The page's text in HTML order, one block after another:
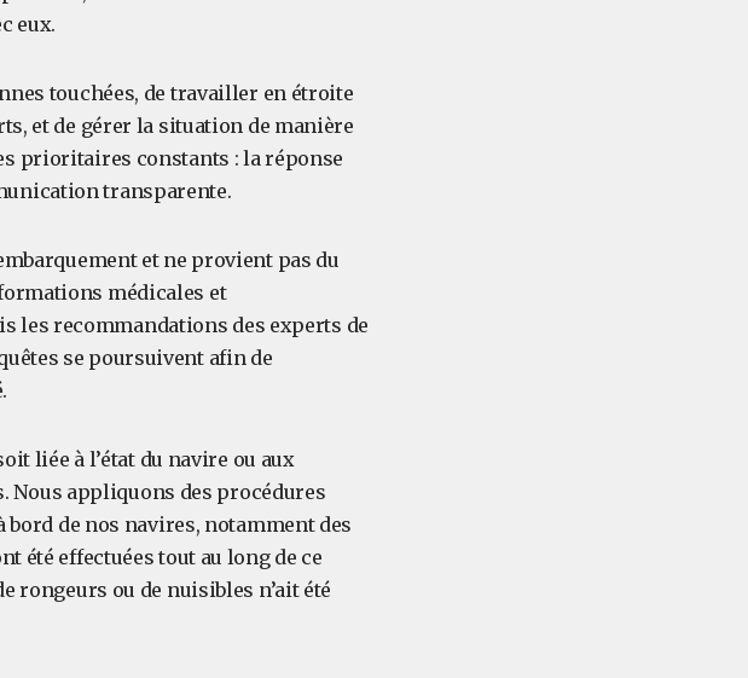
eux.
touchées, de travailler en étroite
et de gérer la situation de manière
prioritaires constants : la réponse
transparente.
et ne provient pas du
médicales et
les recommandations des experts de
se poursuivent afin de
liée à l’état du navire ou aux
Nous appliquons des procédures
de nos navires, notamment des
été effectuées tout au long de ce
rongeurs ou de nuisibles n’ait été